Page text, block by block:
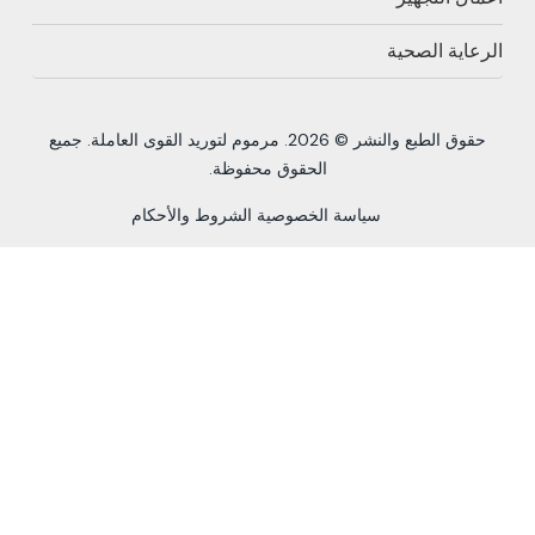
الصحية
الطبع والنشر © 2026. مرموم لتوريد القوى العاملة.
جميع
الحقوق محفوظة.
سياسة الخصوصية الشروط والأحكام